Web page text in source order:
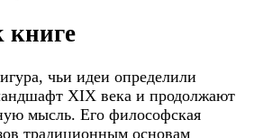
книге
чьи идеи определили
XIX века и продолжают
мысль. Его философская
традиционным основам